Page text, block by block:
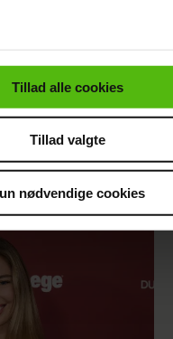
.
Tillad alle cookies
Tillad valgte
nødvendige cookies